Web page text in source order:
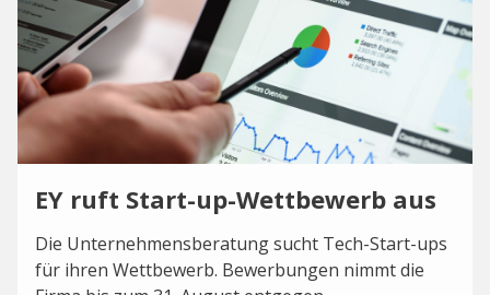
EY ruft Start-up-Wettbewerb aus
Die Unternehmensberatung sucht Tech-Start-ups
für ihren Wettbewerb. Bewerbungen nimmt die